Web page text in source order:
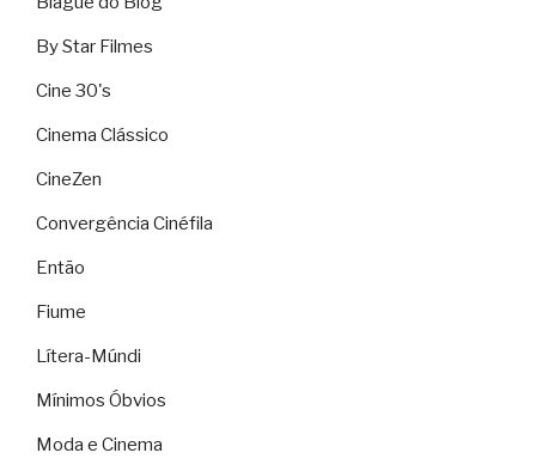
By Star Filmes
Cine 30's
Cinema Clássico
CineZen
Convergência Cinéfila
Então
Fiume
Lítera-Múndi
Mínimos Óbvios
Moda e Cinema